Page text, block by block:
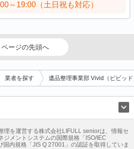
～19:00（土日祝も対応）
ページの先頭へ
業者を探す 遺品整理事業部 Vivid（ビビッ
ホーム 地方創生 ママの就労支援
ング 遺品整理 老後の暮らし情報
理を運営する株式会社LIFULL seniorは、情報セ
ジメントシステムの国際規格「ISO/IEC
国内規格「JIS Q 27001」の認証を取得していま